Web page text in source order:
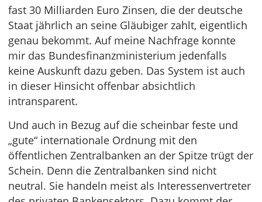
fast 30 Milliarden Euro Zinsen, die der deutsche
Staat jährlich an seine Gläubiger zahlt, eigentlich
genau bekommt. Auf meine Nachfrage konnte
mir das Bundesfinanzministerium jedenfalls
keine Auskunft dazu geben. Das System ist auch
in dieser Hinsicht offenbar absichtlich
intransparent.
Und auch in Bezug auf die scheinbar feste und
„gute“ internationale Ordnung mit den
öffentlichen Zentralbanken an der Spitze trügt der
Schein. Denn die Zentralbanken sind nicht
neutral. Sie handeln meist als Interessenvertreter